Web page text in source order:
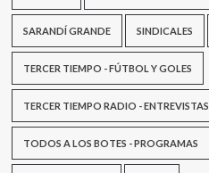
SARANDÍ GRANDE SINDICALES
TERCER TIEMPO - FÚTBOL Y GOLES
TERCER TIEMPO RADIO - ENTREVISTAS
TODOS A LOS BOTES - PROGRAMAS